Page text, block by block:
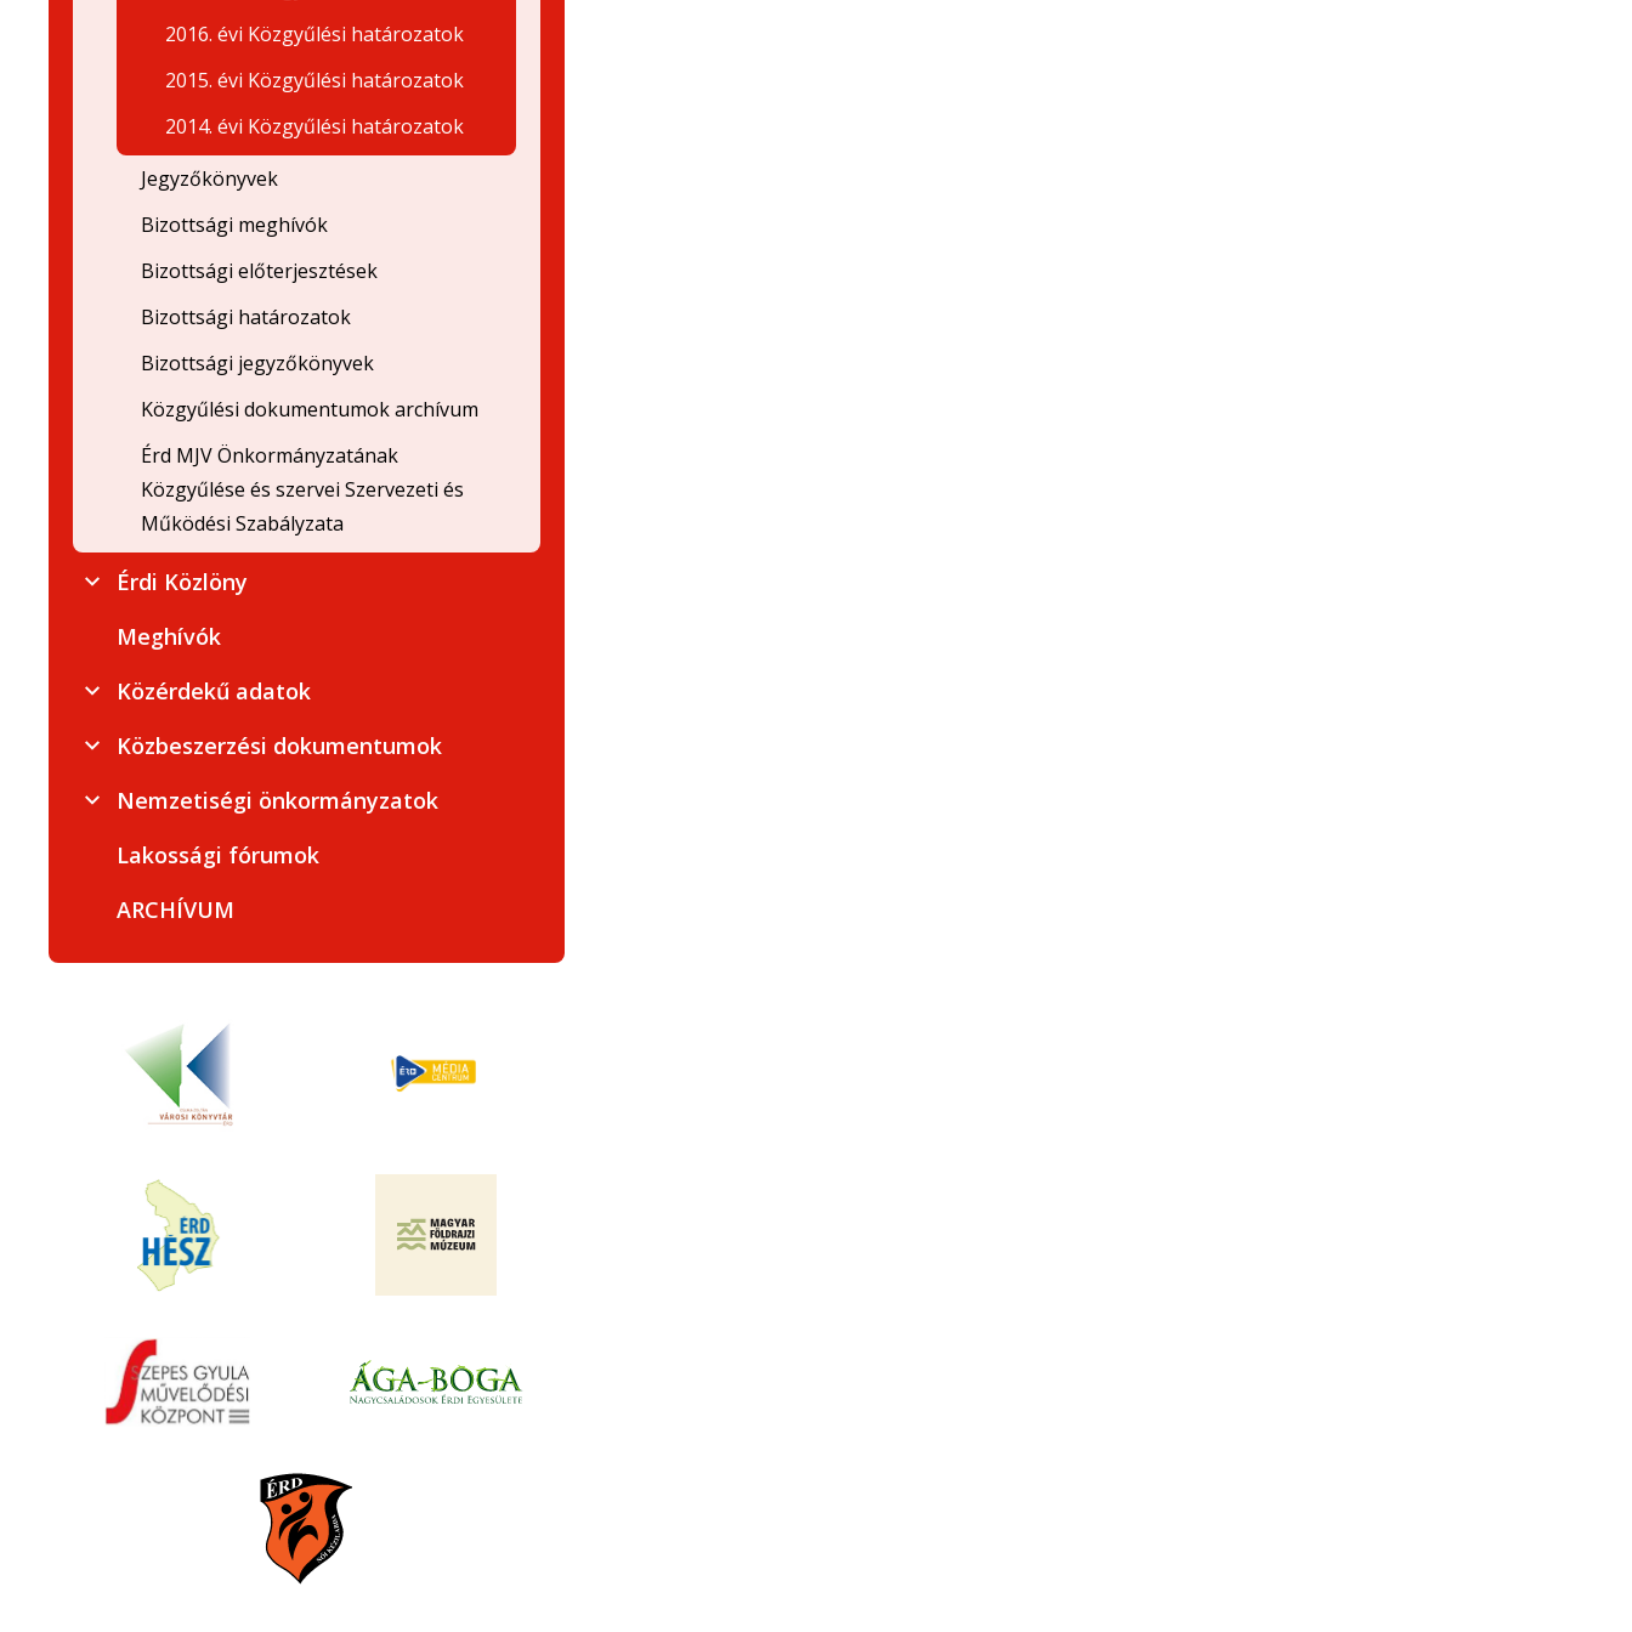
2016. évi Közgyűlési határozatok
2015. évi Közgyűlési határozatok
2014. évi Közgyűlési határozatok
Jegyzőkönyvek
Bizottsági meghívók
Bizottsági előterjesztések
Bizottsági határozatok
Bizottsági jegyzőkönyvek
Közgyűlési dokumentumok archívum
Érd MJV Önkormányzatának
Közgyűlése és szervei Szervezeti és
Működési Szabályzata
Érdi Közlöny
Meghívók
Közérdekű adatok
Közbeszerzési dokumentumok
Nemzetiségi önkormányzatok
Lakossági fórumok
ARCHÍVUM